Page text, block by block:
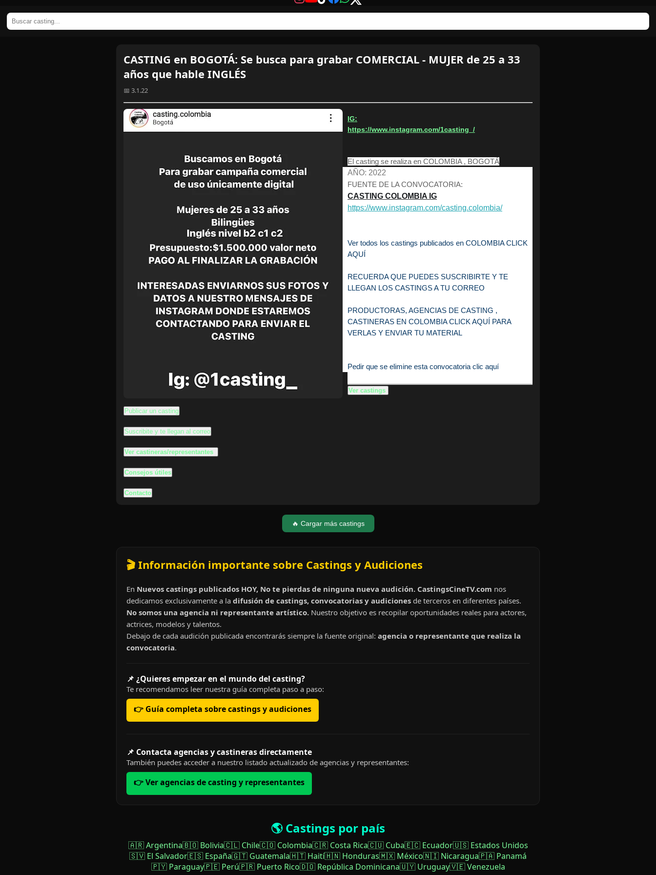
CASTING en BOGOTÁ: Se busca para grabar COMERCIAL - MUJER de 25 a 33
años que hable INGLÉS
📅 3.1.22
IG:
https://www.instagram.com/1casting_/
El casting se realiza en COLOMBIA , BOGOTÁ
AÑO: 2022
FUENTE DE LA CONVOCATORIA:
CASTING COLOMBIA IG
https://www.instagram.com/casting.colombia/
Ver todos los castings publicados en COLOMBIA CLICK
AQUÍ
RECUERDA QUE PUEDES SUSCRIBIRTE Y TE
LLEGAN LOS CASTINGS A TU CORREO
PRODUCTORAS, AGENCIAS DE CASTING ,
CASTINERAS EN COLOMBIA CLICK AQUÍ PARA
VERLAS Y ENVIAR TU MATERIAL
Pedir que se elimine esta convocatoria clic aquí
Ver castings
Publicar un casting
Suscribite y te llegan al correo
Ver castineras/representantes
Consejos útiles
Contacto
🔥 Cargar más castings
🎬 Información importante sobre Castings y Audiciones
En Nuevos castings publicados HOY, No te pierdas de ninguna nueva audición. CastingsCineTV.com nos
dedicamos exclusivamente a la difusión de castings, convocatorias y audiciones de terceros en diferentes países.
No somos una agencia ni representante artístico. Nuestro objetivo es recopilar oportunidades reales para actores,
actrices, modelos y talentos.
Debajo de cada audición publicada encontrarás siempre la fuente original: agencia o representante que realiza la
convocatoria.
📌 ¿Quieres empezar en el mundo del casting?
Te recomendamos leer nuestra guía completa paso a paso:
👉 Guía completa sobre castings y audiciones
📌 Contacta agencias y castineras directamente
También puedes acceder a nuestro listado actualizado de agencias y representantes:
👉 Ver agencias de casting y representantes
🌎 Castings por país
🇦🇷 Argentina🇧🇴 Bolivia🇨🇱 Chile🇨🇴 Colombia🇨🇷 Costa Rica🇨🇺 Cuba🇪🇨 Ecuador🇺🇸 Estados Unidos
🇸🇻 El Salvador🇪🇸 España🇬🇹 Guatemala🇭🇹 Haití🇭🇳 Honduras🇲🇽 México🇳🇮 Nicaragua🇵🇦 Panamá
🇵🇾 Paraguay🇵🇪 Perú🇵🇷 Puerto Rico🇩🇴 República Dominicana🇺🇾 Uruguay🇻🇪 Venezuela